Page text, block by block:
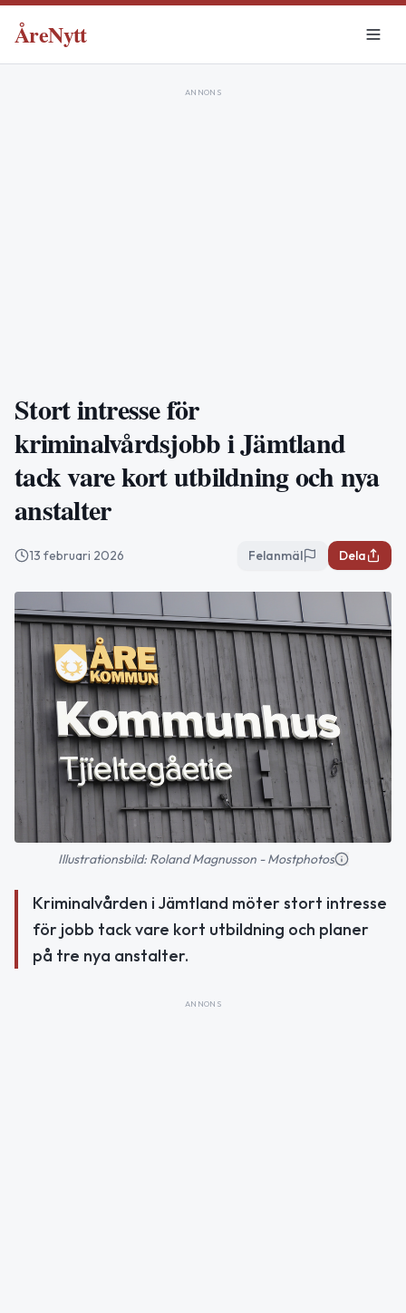
ÅreNytt
ANNONS
Stort intresse för
kriminalvårdsjobb i Jämtland
tack vare kort utbildning och nya
anstalter
13 februari 2026 Felanmäl Dela
Illustrationsbild: Roland Magnusson - Mostphotos
Kriminalvården i Jämtland möter stort intresse
för jobb tack vare kort utbildning och planer
på tre nya anstalter.
ANNONS